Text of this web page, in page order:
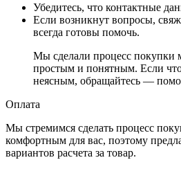
Убедитесь, что контактные
Если возникнут вопросы,
всегда готовы помочь.
Мы сделали процесс покупки
простым и понятным. Если
неясным, обращайтесь —
Оплата
Мы стремимся сделать процесс
комфортным для вас, поэтому
вариантов расчета за товар.